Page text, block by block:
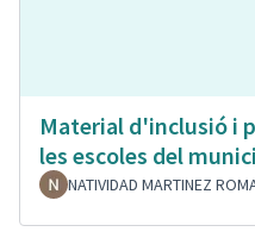
Material d'inclusió i
les escoles del
NATIVIDAD MARTINEZ